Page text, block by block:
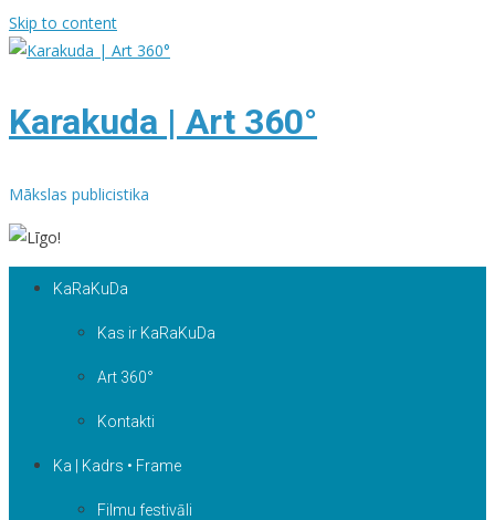
Skip to content
Karakuda | Art 360°
Mākslas publicistika
KaRaKuDa
Kas ir KaRaKuDa
Art 360°
Kontakti
Ka | Kadrs • Frame
Filmu festivāli